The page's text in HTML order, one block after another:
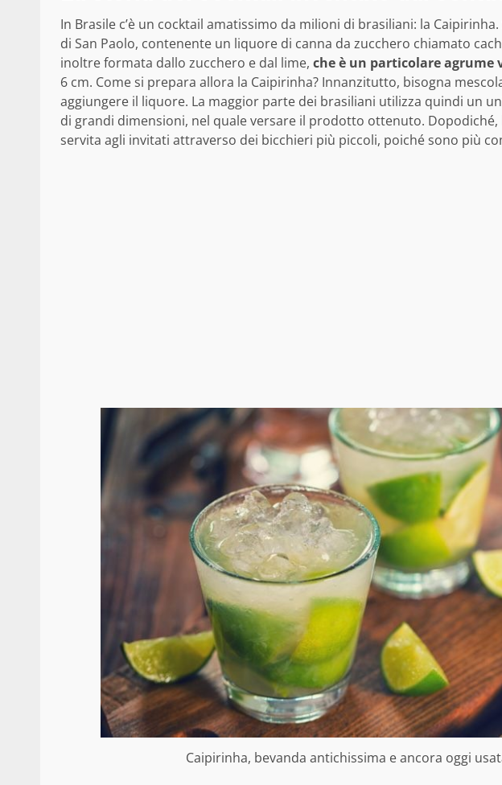
In Brasile c’è un cocktail amatissimo da milioni di brasiliani: la
di San Paolo, contenente un liquore di canna da zucchero chiamato
inoltre formata dallo zucchero e dal lime, che è un particolare agrume
6 cm. Come si prepara allora la Caipirinha? Innanzitutto, bisogna
aggiungere il liquore. La maggior parte dei brasiliani utilizza quindi un
di grandi dimensioni, nel quale versare il prodotto ottenuto. Dopodiché,
servita agli invitati attraverso dei bicchieri più piccoli, poiché sono più
Caipirinha, bevanda antichissima e ancora oggi